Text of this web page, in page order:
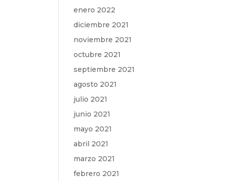
enero 2022
diciembre 2021
noviembre 2021
octubre 2021
septiembre 2021
agosto 2021
julio 2021
junio 2021
mayo 2021
abril 2021
marzo 2021
febrero 2021